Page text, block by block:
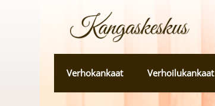
Verhokankaat Verhoilukankaat